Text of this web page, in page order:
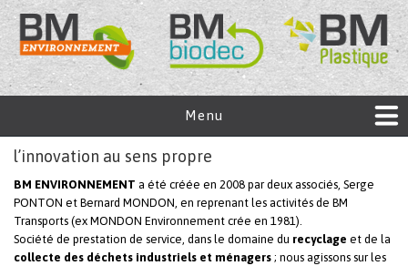
Menu
l’innovation au sens propre
BM ENVIRONNEMENT a été créée en 2008 par deux associés, Serge
PONTON et Bernard MONDON, en reprenant les activités de BM
Transports (ex MONDON Environnement crée en 1981).
Société de prestation de service, dans le domaine du recyclage et de la
collecte des déchets industriels et ménagers ; nous agissons sur les